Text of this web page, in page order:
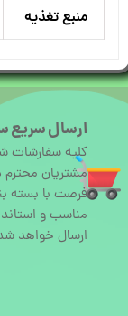
منبع تغذیه
ارسال
کلیه سفارشات
مشتریان محترم
فرصت با بسته
مناسب و
ارسال خواهد